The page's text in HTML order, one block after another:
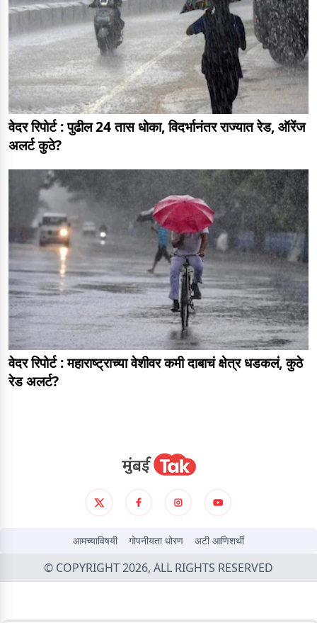
वेदर रिपोर्ट : पुढील 24 तास धोका, विदर्भानंतर राज्यात रेड, ऑरेंज
अलर्ट कुठे?
वेदर रिपोर्ट : महाराष्ट्राच्या वेशीवर कमी दाबाचं क्षेत्र धडकलं, कुठे
रेड अलर्ट?
आमच्याविषयी गोपनीयता धोरण अटी आणिशर्थी
© COPYRIGHT 2026, ALL RIGHTS RESERVED